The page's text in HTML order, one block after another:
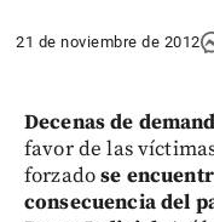
21 de noviembre de 2012
Decenas de
favor de las
forzadose
consecuencia del